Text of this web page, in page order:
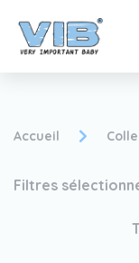
Accueil
Filtres